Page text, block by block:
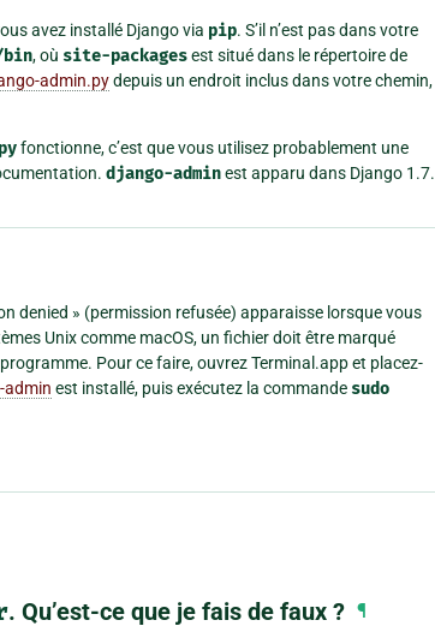
avez installé Django via pip. S’il n’est pas dans votre
bin, où site-packagesest situé dans le répertoire de
admin.pydepuis un endroit inclus dans votre chemin,
fonctionne, c’est que vous utilisez probablement une
django-adminest apparu dans Django 1.7.
denied » (permission refusée) apparaisse lorsque vous
Unix comme macOS, un fichier doit être marqué
Pour ce faire, ouvrez Terminal.app et placez-
admin est installé, puis exécutez la commande sudo
. Qu’est-ce que je fais de faux ? ¶